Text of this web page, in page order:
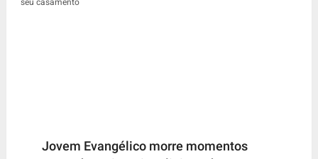
Jovem Evangélico morre momentos